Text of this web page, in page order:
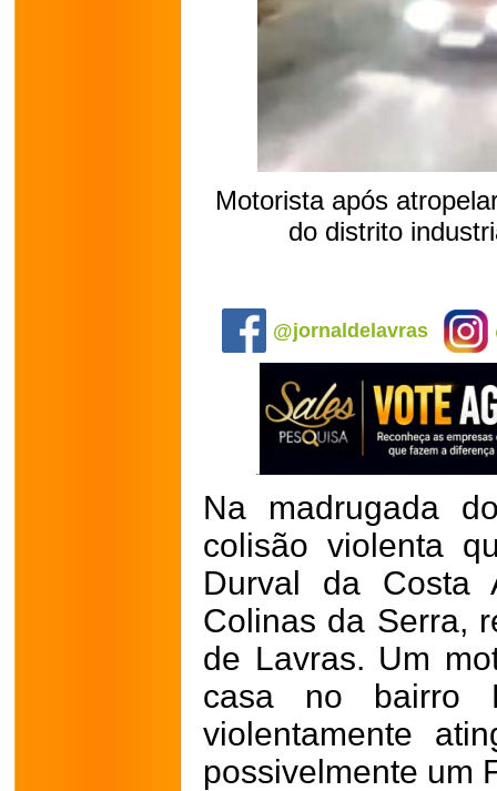
Motorista após
do distrito
@jornaldelavras
Na madrugada
colisão violenta
Durval da Costa
Colinas da Serra,
de Lavras. Um
casa no bairro
violentamente
possivelmente um